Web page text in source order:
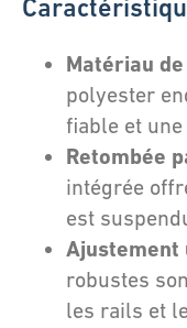
Matériau
polyester
fiable et
Retombée
intégrée
est
Ajustement
robustes
les rails et